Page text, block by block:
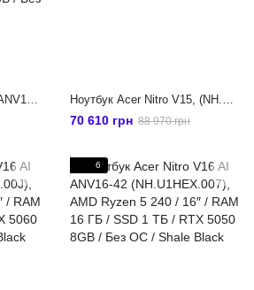
Ноутбук Acer Nitro V15 ANV15-52-78X7 (NH.QZ7EX.002), 15.6" / FHD / IPS / 180гц / Intel Core i7-13620H / 32гб / 1тб / NVIDIA GeForce RTX 5050 8GB / Без ОС / Чорний Ноутбук Acer Nitro V15, (NH.QZ7EX.00R) 15,6" / Intel Core i5-13420H / RAM 16 ГБ / SSD 512 ГБ / RTX 5050 / Без ОС / чорний
70 610 грн 88 970 грн
6